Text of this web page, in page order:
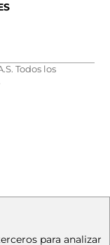
Todos los
para analizar